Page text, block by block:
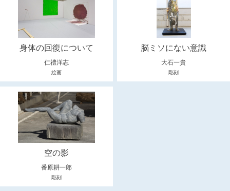
身体の回復について
仁禮洋志
絵画
脳ミソにない意識
大石一貴
彫刻
空の影
番原耕一郎
彫刻